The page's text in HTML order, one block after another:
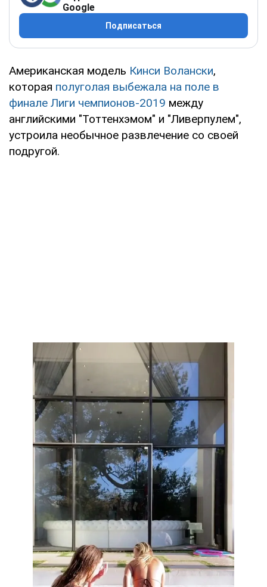
Google
Подписаться
Американская модель Кинси Волански,
которая полуголая выбежала на поле в
финале Лиги чемпионов-2019 между
английскими "Тоттенхэмом" и "Ливерпулем",
устроила необычное развлечение со своей
подругой.